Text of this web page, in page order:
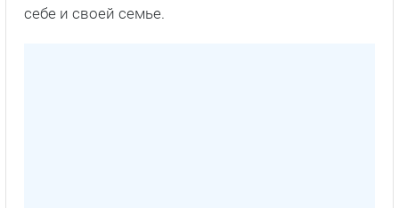
себе и своей семье.